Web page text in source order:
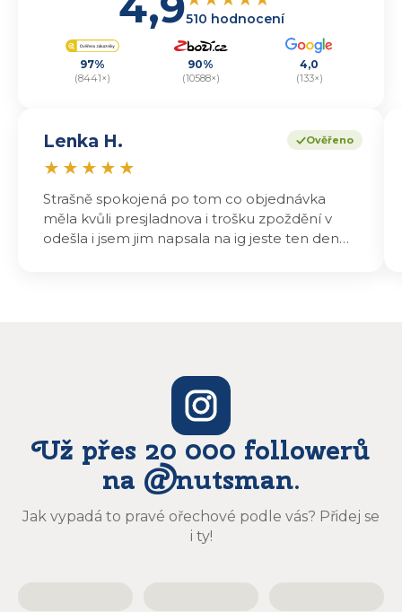
510 hodnocení
97%
(8441×)
90%
(10588×)
4,0
(133×)
Ověřeno
Lenka H.
★ ★ ★ ★ ★
Strašně spokojená po tom co objednávka
měla kvůli presjladnova i trošku zpoždění v
odešla i jsem jim napsala na ig jeste ten den
Už přes 20 000 followerů
na @nutsman.
Jak vypadá to pravé ořechové podle vás? Přidej se
i ty!